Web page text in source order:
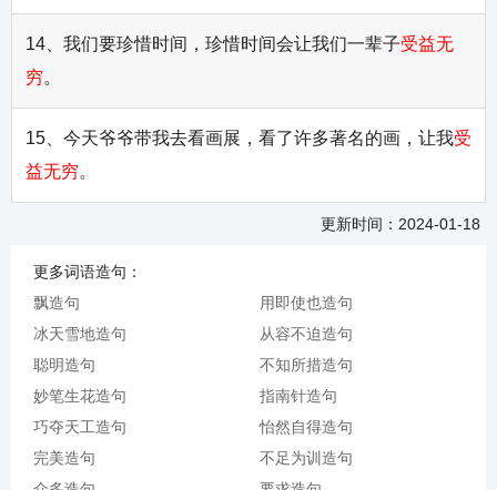
14、我们要珍惜时间，珍惜时间会让我们一辈子受益无
穷。
15、今天爷爷带我去看画展，看了许多著名的画，让我受
益无穷。
更新时间：2024-01-18
更多词语造句：
飘造句
用即使也造句
冰天雪地造句
从容不迫造句
聪明造句
不知所措造句
妙笔生花造句
指南针造句
巧夺天工造句
怡然自得造句
完美造句
不足为训造句